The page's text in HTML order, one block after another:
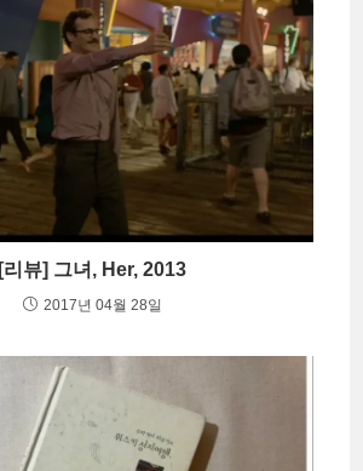
[리뷰] 그녀, Her, 2013
2017년 04월 28일